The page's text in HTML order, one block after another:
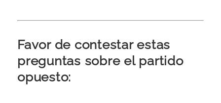
Favor de contestar estas
preguntas sobre el partido
opuesto: